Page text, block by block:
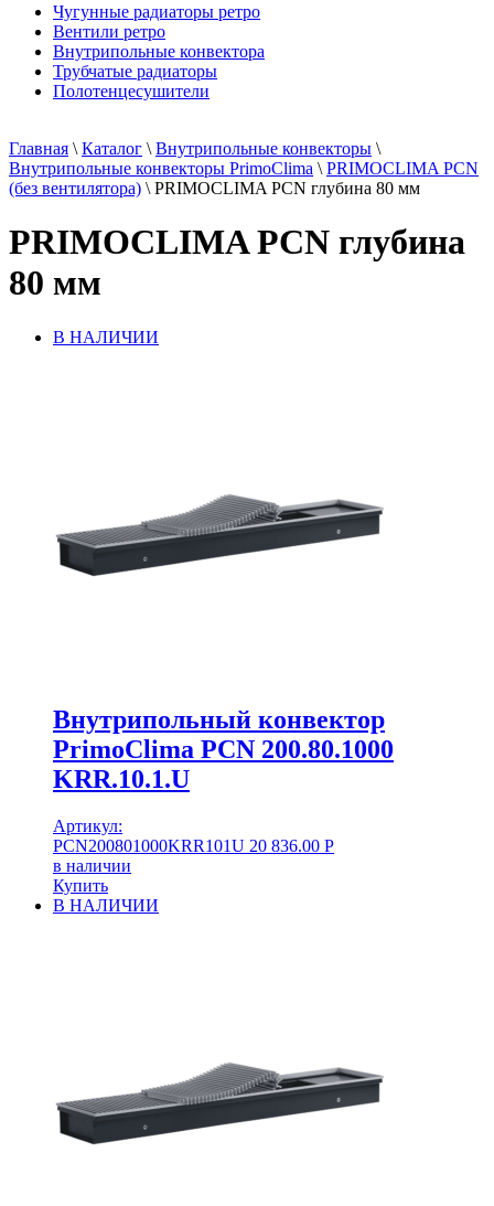
Чугунные радиаторы ретро
Вентили ретро
Внутрипольные конвектора
Трубчатые радиаторы
Полотенцесушители
Главная \ Каталог \ Внутрипольные конвекторы \
Внутрипольные конвекторы PrimoClima \ PRIMOCLIMA PCN
(без вентилятора) \ PRIMOCLIMA PCN глубина 80 мм
PRIMOCLIMA PCN глубина
80 мм
В НАЛИЧИИ
Внутрипольный конвектор
PrimoClima PCN 200.80.1000
KRR.10.1.U
Артикул:
PCN200801000KRR101U 20 836.00 Р
в наличии
Купить
В НАЛИЧИИ